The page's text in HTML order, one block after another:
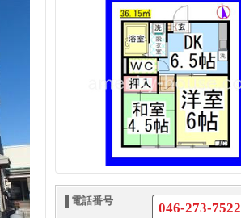
電話番号 046-273-7522